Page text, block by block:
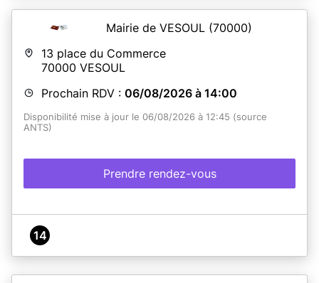
Mairie de VESOUL (70000)
13 place du Commerce
70000 VESOUL
Prochain RDV : 06/08/2026 à 14:00
Disponibilité mise à jour le 06/08/2026 à 12:45 (source
ANTS)
Prendre rendez-vous
14